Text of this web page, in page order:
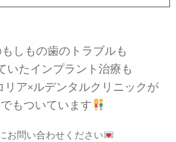
しもの歯のトラブルも
いたインプラント治療も
リア×ルデンタルクリニックが
もついています
お問い合わせください